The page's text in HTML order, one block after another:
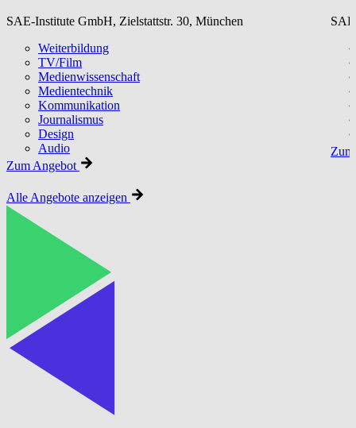
SAE-Institute GmbH, Zielstattstr. 30, München
Weiterbildung
TV/Film
Medienwissenschaft
Medientechnik
Kommunikation
Journalismus
Design
Audio
Zum Angebot
Alle Angebote anzeigen